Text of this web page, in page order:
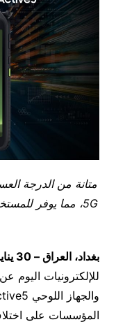
متانة من الدرجة
5G، مما يوفر
بغداد، العراق – 30 يناير 2024:
المؤسسات على